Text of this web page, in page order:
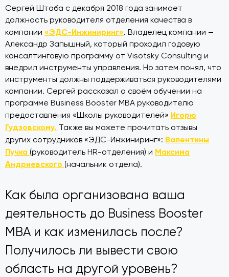
Сергей Штаба с декабря 2018 года занимает
должность руководителя отделения качества в
компании «ЭДС-Инжиниринг». Владелец компании —
Александр Запышный, который проходил годовую
консалтинговую программу от Visotsky Consulting и
внедрил инструменты управления. Но затем понял, что
инструменты должны поддерживаться руководителями
компании. Сергей рассказал о своём обучении на
программе Business Booster MBA руководителю
предоставления «Школы руководителей» Игорю
Гудзовскому. Также вы можете прочитать отзывы
других сотрудников «ЭДС-Инжиниринг»: Валентины
Пучка (руководитель HR-отделения) и Максима
Андриевского (начальник отдела).
Как была организована ваша
деятельность до Business Booster
MBA и как изменилась после?
Получилось ли вывести свою
область на другой уровень?